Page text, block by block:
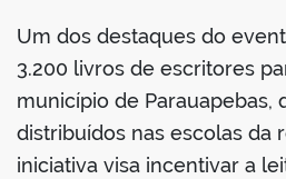
Um dos destaques do
3.200 livros de escritores
município de Parauapebas,
distribuídos nas escolas da
iniciativa visa incentivar a